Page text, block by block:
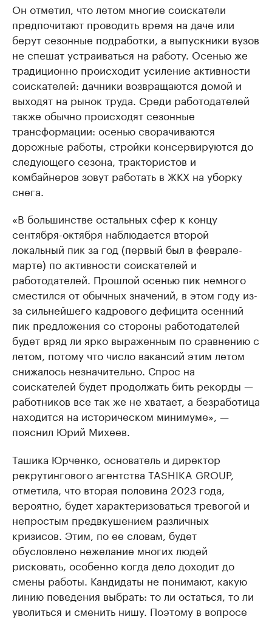
Он отметил, что летом многие соискатели
предпочитают проводить время на даче или
берут сезонные подработки, а выпускники вузов
не спешат устраиваться на работу. Осенью же
традиционно происходит усиление активности
соискателей: дачники возвращаются домой и
выходят на рынок труда. Среди работодателей
также обычно происходят сезонные
трансформации: осенью сворачиваются
дорожные работы, стройки консервируются до
следующего сезона, трактористов и
комбайнеров зовут работать в ЖКХ на уборку
снега.
«В большинстве остальных сфер к концу
сентября-октября наблюдается второй
локальный пик за год (первый был в феврале-
марте) по активности соискателей и
работодателей. Прошлой осенью пик немного
сместился от обычных значений, в этом году из-
за сильнейшего кадрового дефицита осенний
пик предложения со стороны работодателей
будет вряд ли ярко выраженным по сравнению с
летом, потому что число вакансий этим летом
снижалось незначительно. Спрос на
соискателей будет продолжать бить рекорды —
работников все так же не хватает, а безработица
находится на историческом минимуме», —
пояснил Юрий Михеев.
Ташика Юрченко, основатель и директор
рекрутингового агентства TASHIKA GROUP,
отметила, что вторая половина 2023 года,
вероятно, будет характеризоваться тревогой и
непростым предвкушением различных
кризисов. Этим, по ее словам, будет
обусловлено нежелание многих людей
рисковать, особенно когда дело доходит до
смены работы. Кандидаты не понимают, какую
линию поведения выбрать: то ли остаться, то ли
уволиться и сменить нишу. Поэтому в вопросе